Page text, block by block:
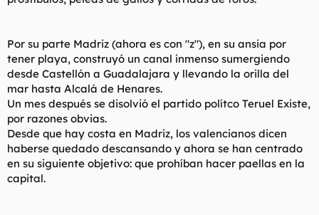
Por su parte Madriz (ahora es con "z"), en su ansia por
tener playa, construyó un canal inmenso sumergiendo
desde Castellón a Guadalajara y llevando la orilla del
mar hasta Alcalá de Henares.
Un mes después se disolvió el partido polítco Teruel Existe,
por razones obvias.
Desde que hay costa en Madriz, los valencianos dicen
haberse quedado descansando y ahora se han centrado
en su siguiente objetivo: que prohíban hacer paellas en la
capital.